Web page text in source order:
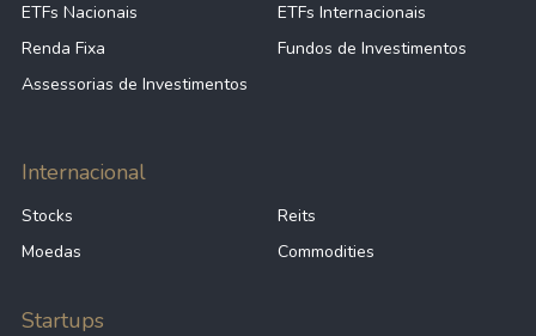
ETFs Nacionais
ETFs Internacionais
Renda Fixa
Fundos de Investimentos
Assessorias de Investimentos
Internacional
Stocks
Reits
Moedas
Commodities
Startups